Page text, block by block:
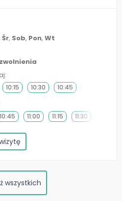
Śr, Sob, Pon, Wt
zwolnienia
10:15 10:30 10:45
10:45 11:00 11:15 11:30
wszystkich